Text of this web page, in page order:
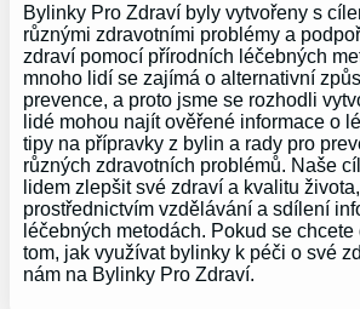
Bylinky Pro Zdraví byly vytvořeny s
různými zdravotními problémy a
zdraví pomocí přírodních léčebných
mnoho lidí se zajímá o alternativní
prevence, a proto jsme se rozhodli
lidé mohou najít ověřené informace o
tipy na přípravky z bylin a rady pro
různých zdravotních problémů. Naše
lidem zlepšit své zdraví a kvalitu
prostřednictvím vzdělávání a sdílení
léčebných metodách. Pokud se
tom, jak využívat bylinky k péči o své
nám na Bylinky Pro Zdraví.